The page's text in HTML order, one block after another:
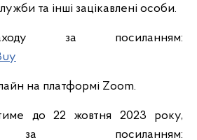
та інші зацікавлені особи.
за посиланням:
на платформі Zoom.
до 22 жовтня 2023 року,
за посиланням: